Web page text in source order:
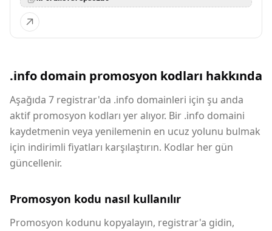
.info domain promosyon kodları hakkında
Aşağıda 7 registrar'da .info domainleri için şu anda
aktif promosyon kodları yer alıyor. Bir .info domaini
kaydetmenin veya yenilemenin en ucuz yolunu bulmak
için indirimli fiyatları karşılaştırın. Kodlar her gün
güncellenir.
Promosyon kodu nasıl kullanılır
Promosyon kodunu kopyalayın, registrar'a gidin,